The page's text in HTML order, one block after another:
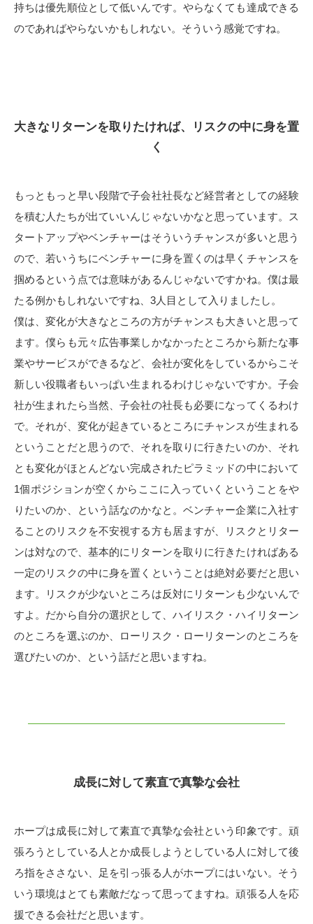
持ちは優先順位として低いんです。やらなくても達成できる
のであればやらないかもしれない。そういう感覚ですね。
大きなリターンを取りたければ、リスクの中に身を置
く
もっともっと早い段階で子会社社長など経営者としての経験
を積む人たちが出ていいんじゃないかなと思っています。ス
タートアップやベンチャーはそういうチャンスが多いと思う
ので、若いうちにベンチャーに身を置くのは早くチャンスを
掴めるという点では意味があるんじゃないですかね。僕は最
たる例かもしれないですね、3人目として入りましたし。
僕は、変化が大きなところの方がチャンスも大きいと思って
ます。僕らも元々広告事業しかなかったところから新たな事
業やサービスができるなど、会社が変化をしているからこそ
新しい役職者もいっぱい生まれるわけじゃないですか。子会
社が生まれたら当然、子会社の社長も必要になってくるわけ
で。それが、変化が起きているところにチャンスが生まれる
ということだと思うので、それを取りに行きたいのか、それ
とも変化がほとんどない完成されたピラミッドの中において
1個ポジションが空くからここに入っていくということをや
りたいのか、という話なのかなと。ベンチャー企業に入社す
ることのリスクを不安視する方も居ますが、リスクとリター
ンは対なので、基本的にリターンを取りに行きたければある
一定のリスクの中に身を置くということは絶対必要だと思い
ます。リスクが少ないところは反対にリターンも少ないんで
すよ。だから自分の選択として、ハイリスク・ハイリターン
のところを選ぶのか、ローリスク・ローリターンのところを
選びたいのか、という話だと思いますね。
成長に対して素直で真摯な会社
ホープは成長に対して素直で真摯な会社という印象です。頑
張ろうとしている人とか成長しようとしている人に対して後
ろ指をささない、足を引っ張る人がホープにはいない。そう
いう環境はとても素敵だなって思ってますね。頑張る人を応
援できる会社だと思います。